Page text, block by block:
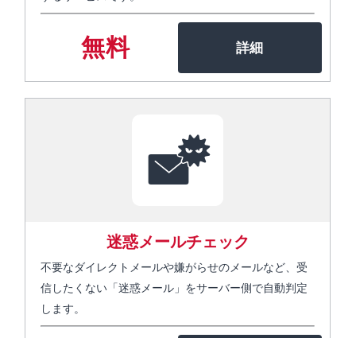
無料
迷惑メールチェック
不要なダイレクトメールや嫌がらせのメールなど、受
信したくない「迷惑メール」をサーバー側で自動判定
します。